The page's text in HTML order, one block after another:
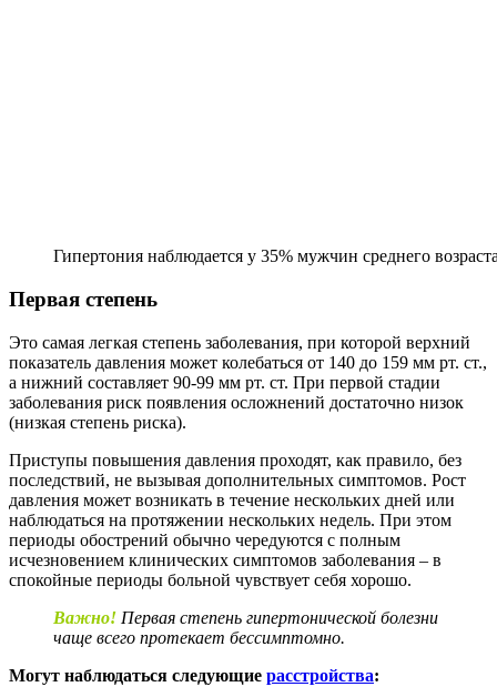
Гипертония наблюдается у 35% мужчин среднего
Первая степень
Это самая легкая степень заболевания, при которой верхний
показатель давления может колебаться от 140 до 159 мм рт. ст.,
а нижний составляет 90-99 мм рт. ст. При первой стадии
заболевания риск появления осложнений достаточно низок
(низкая степень риска).
Приступы повышения давления проходят, как правило, без
последствий, не вызывая дополнительных симптомов. Рост
давления может возникать в течение нескольких дней или
наблюдаться на протяжении нескольких недель. При этом
периоды обострений обычно чередуются с полным
исчезновением клинических симптомов заболевания – в
спокойные периоды больной чувствует себя хорошо.
Важно! Первая степень гипертонической болезни
чаще всего протекает бессимптомно.
Могут наблюдаться следующие расстройства: